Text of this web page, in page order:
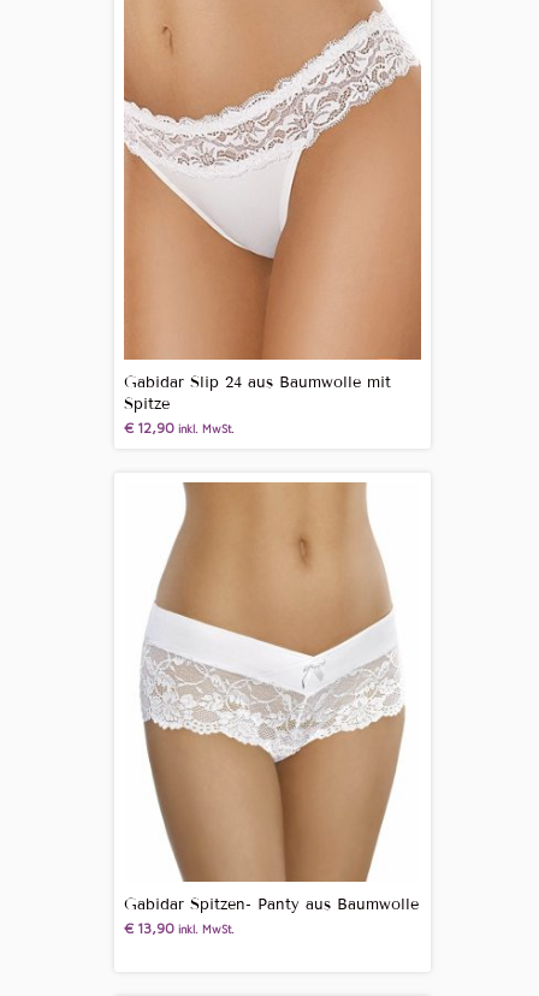
Gabidar Slip 24 aus Baumwolle mit
Spitze
€12,90 inkl. MwSt.
Gabidar Spitzen- Panty aus Baumwolle
€13,90 inkl. MwSt.